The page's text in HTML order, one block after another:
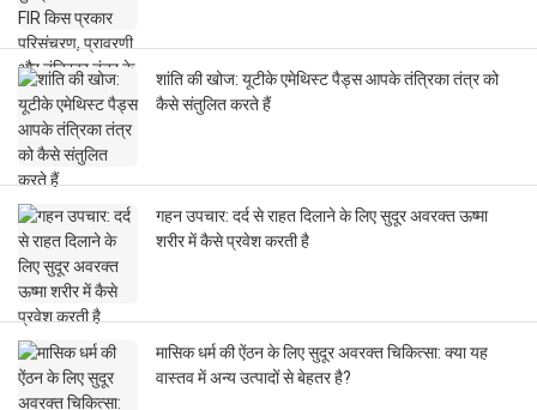
शांति की खोज: यूटीके एमेथिस्ट पैड्स आपके तंत्रिका तंत्र को
कैसे संतुलित करते हैं
गहन उपचार: दर्द से राहत दिलाने के लिए सुदूर अवरक्त ऊष्मा
शरीर में कैसे प्रवेश करती है
मासिक धर्म की ऐंठन के लिए सुदूर अवरक्त चिकित्सा: क्या यह
वास्तव में अन्य उत्पादों से बेहतर है?